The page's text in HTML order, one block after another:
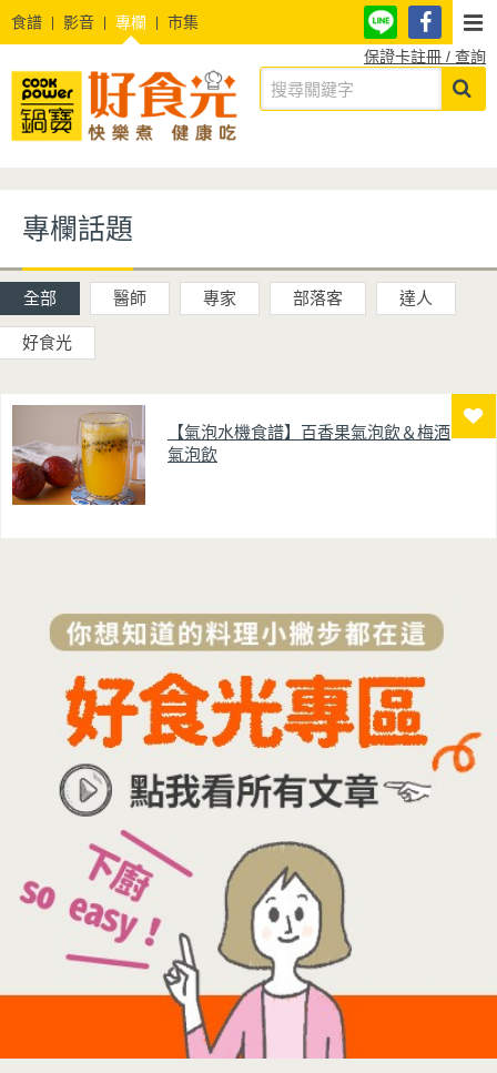
食譜 影音 專欄
市集
保證卡註冊 / 查詢
專欄話題
全部 醫師 專家 部落客 達人
好食光
【氣泡水機食譜】百香果氣泡飲＆梅酒
氣泡飲